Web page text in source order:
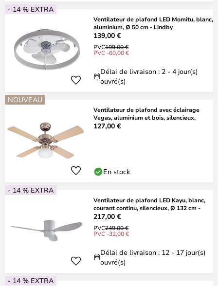
- 14 % EXTRA
Ventilateur de plafond LED Momitu, blanc,
aluminium, Ø 50 cm - Lindby
139,00 €
PVC199,00 €
PVC -60,00 €
Délai de livraison : 2 - 4 jour(s)
ouvré(s)
NOUVEAU
Ventilateur de plafond avec éclairage
Vegas, aluminium et bois, silencieux,
127,00 €
En stock
- 14 % EXTRA
Ventilateur de plafond LED Kayu, blanc,
courant continu, silencieux, Ø 132 cm -
217,00 €
PVC249,00 €
PVC -32,00 €
Délai de livraison : 12 - 17 jour(s)
ouvré(s)
- 14 % EXTRA